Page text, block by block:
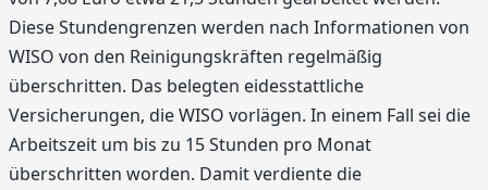
Diese Stundengrenzen werden nach Informationen von
WISO von den Reinigungskräften regelmäßig
überschritten. Das belegten eidesstattliche
Versicherungen, die WISO vorlägen. In einem Fall sei die
Arbeitszeit um bis zu 15 Stunden pro Monat
überschritten worden. Damit verdiente die